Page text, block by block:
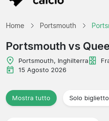
Home Portsmouth
Portsmouth vs
Portsmouth, Inghilterra
15 Agosto 2026
Mostra tutto Solo biglietto